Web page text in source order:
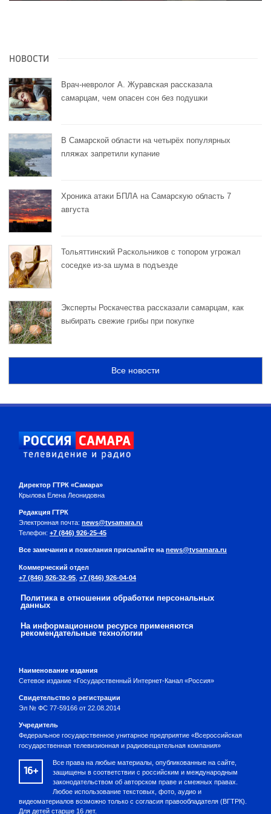
НОВОСТИ
Врач-невролог А. Журавская рассказала
самарцам, чем опасен сон без подушки
В Самарской области на четырёх популярных
пляжах запретили купание
Хроника атаки БПЛА на Самарскую область 7
августа
Тольяттинский Раскольников с топором угрожал
соседке из-за шума в подъезде
Эксперты Роскачества рассказали самарцам, как
выбирать свежие грибы при покупке
Все новости
Директор ГТРК «Самара»
Крылова Елена Леонидовна
Редакция ГТРК
Электронная почта: news@tvsamara.ru
Телефон: +7 (846) 926-25-45
Все замечания и пожелания присылайте на news@tvsamara.ru
Коммерческий отдел
+7 (846) 926-32-95 +7 (846) 926-04-04
Политика в отношении обработки персональных
данных
На информационном ресурсе применяются
рекомендательные технологии
Наименование издания
Сетевое издание «Государственный Интернет-Канал «Россия»
Свидетельство о регистрации
Эл № ФС 77-59166 от 22.08.2014
Учредитель
Федеральное государственное унитарное предприятие «Всероссийская
государственная телевизионная и радиовещательная компания»
16+
Все права на любые материалы, опубликованные на сайте,
защищены в соответствии с российским и международным
законодательством об авторском праве и смежных правах.
Любое использование текстовых, фото, аудио и
видеоматериалов возможно только с согласия правообладателя (ВГТРК).
Для детей старше 16 лет.